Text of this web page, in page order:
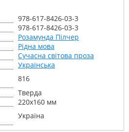
978-617-8426-03-3
978-617-8426-03-3
Розамунда Пілчер
Рідна мова
Сучасна світова проза
Українська
816
Тверда
220х160 мм
Україна